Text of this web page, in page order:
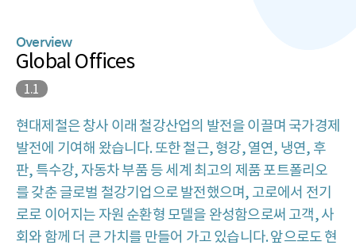
Overview
Global Offices
1.1
현대제철은 창사 이래 철강산업의 발전을 이끌며 국가경제
발전에 기여해 왔습니다. 또한 철근, 형강, 열연, 냉연, 후
판, 특수강, 자동차 부품 등 세계 최고의 제품 포트폴리오
를 갖춘 글로벌 철강기업으로 발전했으며, 고로에서 전기
로로 이어지는 자원 순환형 모델을 완성함으로써 고객, 사
회와 함께 더 큰 가치를 만들어 가고 있습니다. 앞으로도 현